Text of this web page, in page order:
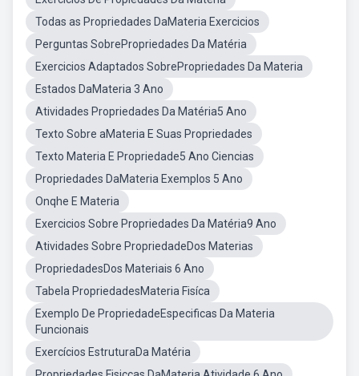
Todas as Propriedades DaMateria Exercicios
Perguntas SobrePropriedades Da Matéria
Exercicios Adaptados SobrePropriedades Da Materia
Estados DaMateria 3 Ano
Atividades Propriedades Da Matéria5 Ano
Texto Sobre aMateria E Suas Propriedades
Texto Materia E Propriedade5 Ano Ciencias
Propriedades DaMateria Exemplos 5 Ano
Onqhe E Materia
Exercicios Sobre Propriedades Da Matéria9 Ano
Atividades Sobre PropriedadeDos Materias
PropriedadesDos Materiais 6 Ano
Tabela PropriedadesMateria Fisíca
Exemplo De PropriedadeEspecificas Da Materia
Funcionais
Exercícios EstruturaDa Matéria